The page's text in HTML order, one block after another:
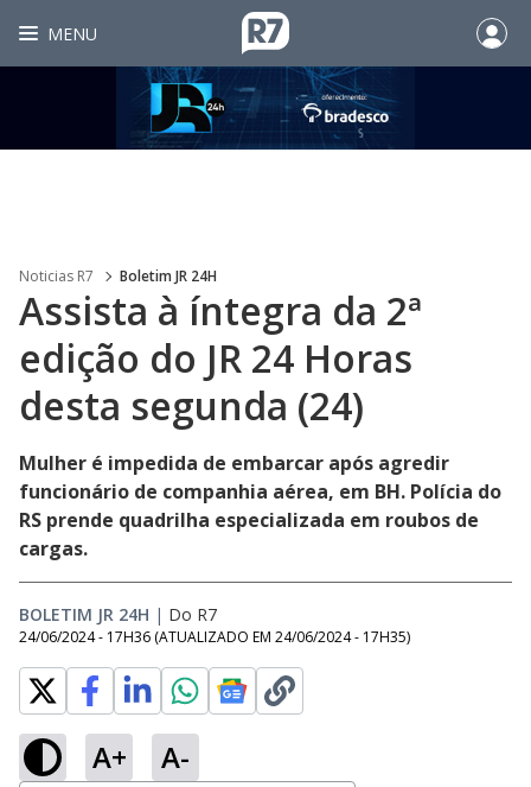
MENU
Noticias R7 Boletim JR 24H
Assista à íntegra da 2ª
edição do JR 24 Horas
desta segunda (24)
Mulher é impedida de embarcar após agredir
funcionário de companhia aérea, em BH. Polícia do
RS prende quadrilha especializada em roubos de
cargas.
BOLETIM JR 24H | Do R7
24/06/2024 - 17H36 (ATUALIZADO EM 24/06/2024 - 17H35)
A+ A-
:
39.14%